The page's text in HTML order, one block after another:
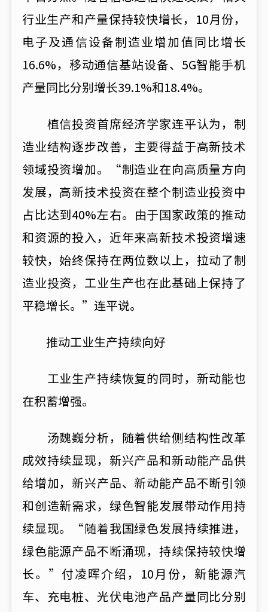
行业生产和产量保持较快增长，10月份，
电子及通信设备制造业增加值同比增长
16.6%，移动通信基站设备、5G智能手机
产量同比分别增长39.1%和18.4%。
植信投资首席经济学家连平认为，制
造业结构逐步改善，主要得益于高新技术
领域投资增加。“制造业在向高质量方向
发展，高新技术投资在整个制造业投资中
占比达到40%左右。由于国家政策的推动
和资源的投入，近年来高新技术投资增速
较快，始终保持在两位数以上，拉动了制
造业投资，工业生产也在此基础上保持了
平稳增长。”连平说。
推动工业生产持续向好
工业生产持续恢复的同时，新动能也
在积蓄增强。
汤魏巍分析，随着供给侧结构性改革
成效持续显现，新兴产品和新动能产品供
给增加，新兴产品、新动能产品不断引领
和创造新需求，绿色智能发展带动作用持
续显现。“随着我国绿色发展持续推进，
绿色能源产品不断涌现，持续保持较快增
长。”付凌晖介绍，10月份，新能源汽
车、充电桩、光伏电池产品产量同比分别